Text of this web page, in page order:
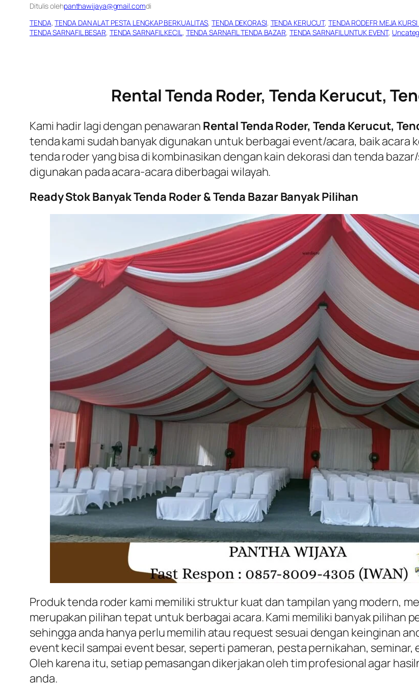
Ditulis olehpanthawijaya@gmail.comdi
TENDA, TENDA DAN ALAT PESTA LENGKAP BERKUALITAS, TENDA DEKORASI, TENDA KERUCUT, TENDA RODEFR MEJA
TENDA SARNAFIL BESAR, TENDA SARNAFIL KECIL , TENDA SARNAFIL TENDA BAZAR, TENDA SARNAFIL UNTUK EVENT,
Rental Tenda Roder, Tenda Kerucut,
Kami hadir lagi dengan penawaran Rental Tenda Roder, Tenda Kerucut,
tenda kami sudah banyak digunakan untuk berbagai event/acara, baik acara
tenda roder yang bisa di kombinasikan dengan kain dekorasi dan tenda
digunakan pada acara-acara diberbagai wilayah.
Ready Stok Banyak Tenda Roder & Tenda Bazar Banyak Pilihan
Produk tenda roder kami memiliki struktur kuat dan tampilan yang modern,
merupakan pilihan tepat untuk berbagai acara. Kami memiliki banyak pilihan
sehingga anda hanya perlu memilih atau request sesuai dengan keinginan
event kecil sampai event besar, seperti pameran, pesta pernikahan,
Oleh karena itu, setiap pemasangan dikerjakan oleh tim profesional agar
anda.